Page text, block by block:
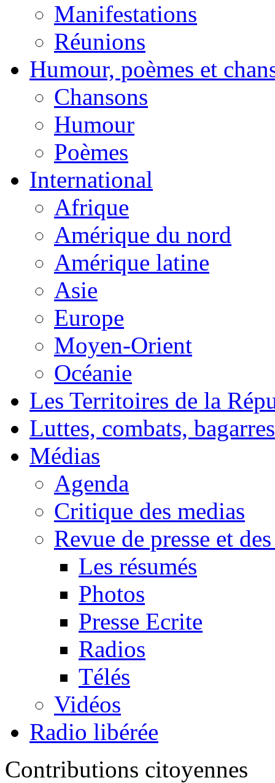
Manifestations
Réunions
Humour, poèmes et
Chansons
Humour
Poèmes
International
Afrique
Amérique du nord
Amérique latine
Asie
Europe
Moyen-Orient
Océanie
Les Territoires de la
Luttes, combats, bagarres
Médias
Agenda
Critique des medias
Revue de presse et
Les résumés
Photos
Presse Ecrite
Radios
Télés
Vidéos
Radio libérée
Contributions citoyennes